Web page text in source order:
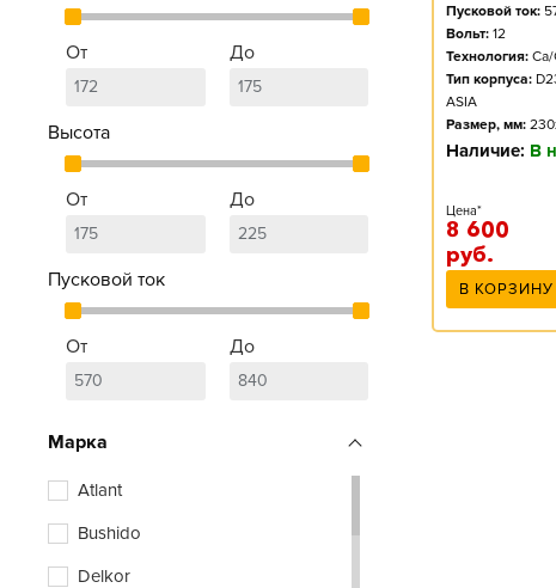
От До
Высота
От До
Пусковой ток
От До
Марка
Atlant
Bushido
Delkor
Пусковой ток:
Вольт: 12
Технология:
Тип корпуса:
ASIA
Размер, мм:
Наличие: В
Цена*
8 600
руб.
В КОРЗИНУ